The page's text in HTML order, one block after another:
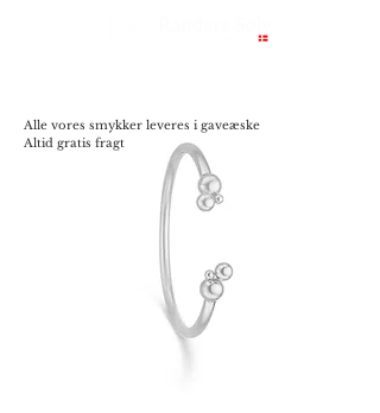
Alle vores smykker leveres i gaveæske
Altid gratis fragt